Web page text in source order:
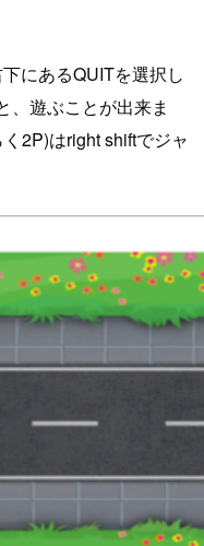
にあるQUITを選択し
、遊ぶことが出来ま
2P)はright shiftでジャ